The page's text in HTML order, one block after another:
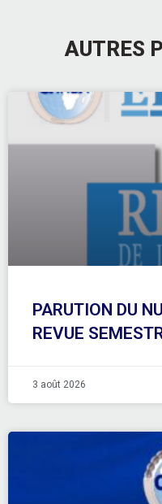
AUTRES
PARUTION DU
REVUE
3 août 2026